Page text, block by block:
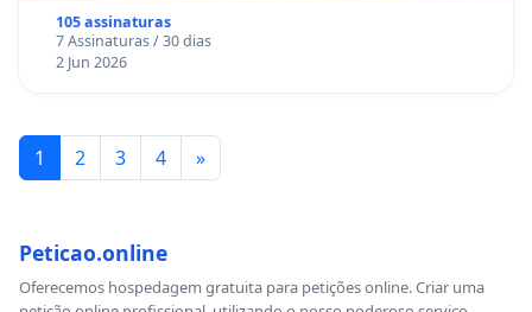
105 assinaturas
7 Assinaturas / 30 dias
2 Jun 2026
1 2 3 4 »
Peticao.online
Oferecemos hospedagem gratuita para petições online. Criar uma